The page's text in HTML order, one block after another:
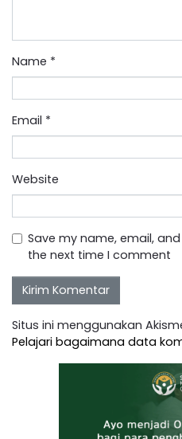
Name *
Email *
Website
Save my name, email,
the next time I comment
Situs ini menggunakan
Pelajari bagaimana data